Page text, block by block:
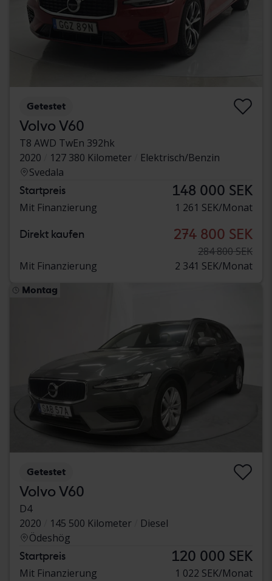
Getestet
Volvo V60
T8 AWD TwEn 392hk
2020
127 380 Kilometer
Elektrisch/Benzin
Svedala
Startpreis 148 000 SEK
Mit Finanzierung 1 261 SEK/Monat
Direkt kaufen 274 800 SEK
284 800 SEK
Mit Finanzierung
2 341 SEK/Monat
Montag
Getestet
Volvo V60
D4
2020
145 500 Kilometer
Diesel
Ödeshög
Startpreis 120 000 SEK
Mit Finanzierung 1 022 SEK/Monat